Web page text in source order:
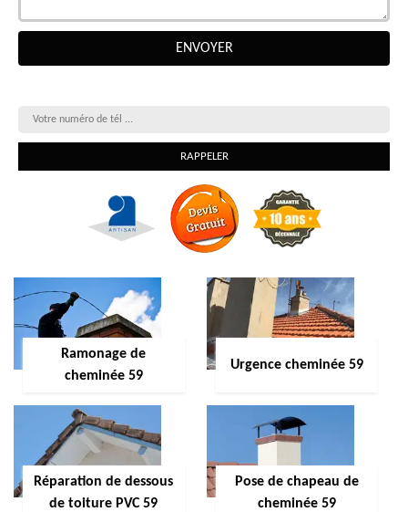
Ramonage de
cheminée 59
Urgence cheminée 59
Réparation de dessous
de toiture PVC 59
Pose de chapeau de
cheminée 59